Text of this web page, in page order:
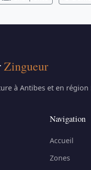
Zingueur
à Antibes et en région
Navigation
Accueil
Zones